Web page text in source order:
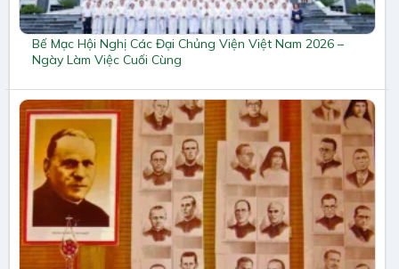
Bế Mạc Hội Nghị Các Đại Chủng Viện Việt Nam 2026 –
Ngày Làm Việc Cuối Cùng